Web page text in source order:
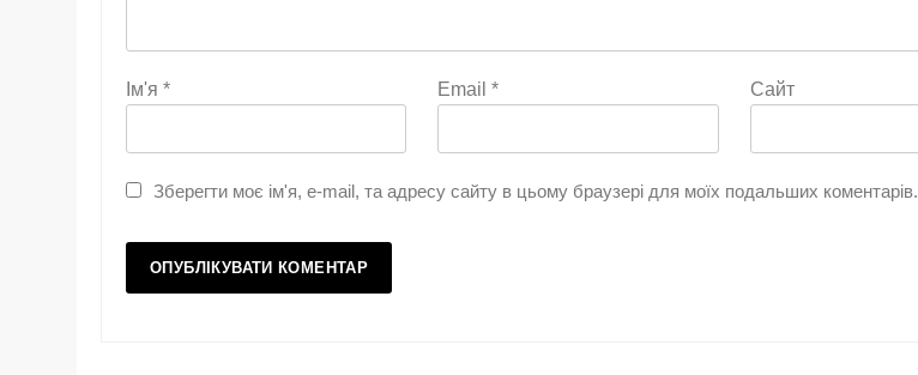
Ім'я * Email* Сайт
Зберегти моє ім'я, e-mail, та адресу сайту в цьому браузері для моїх подальших коментарів.